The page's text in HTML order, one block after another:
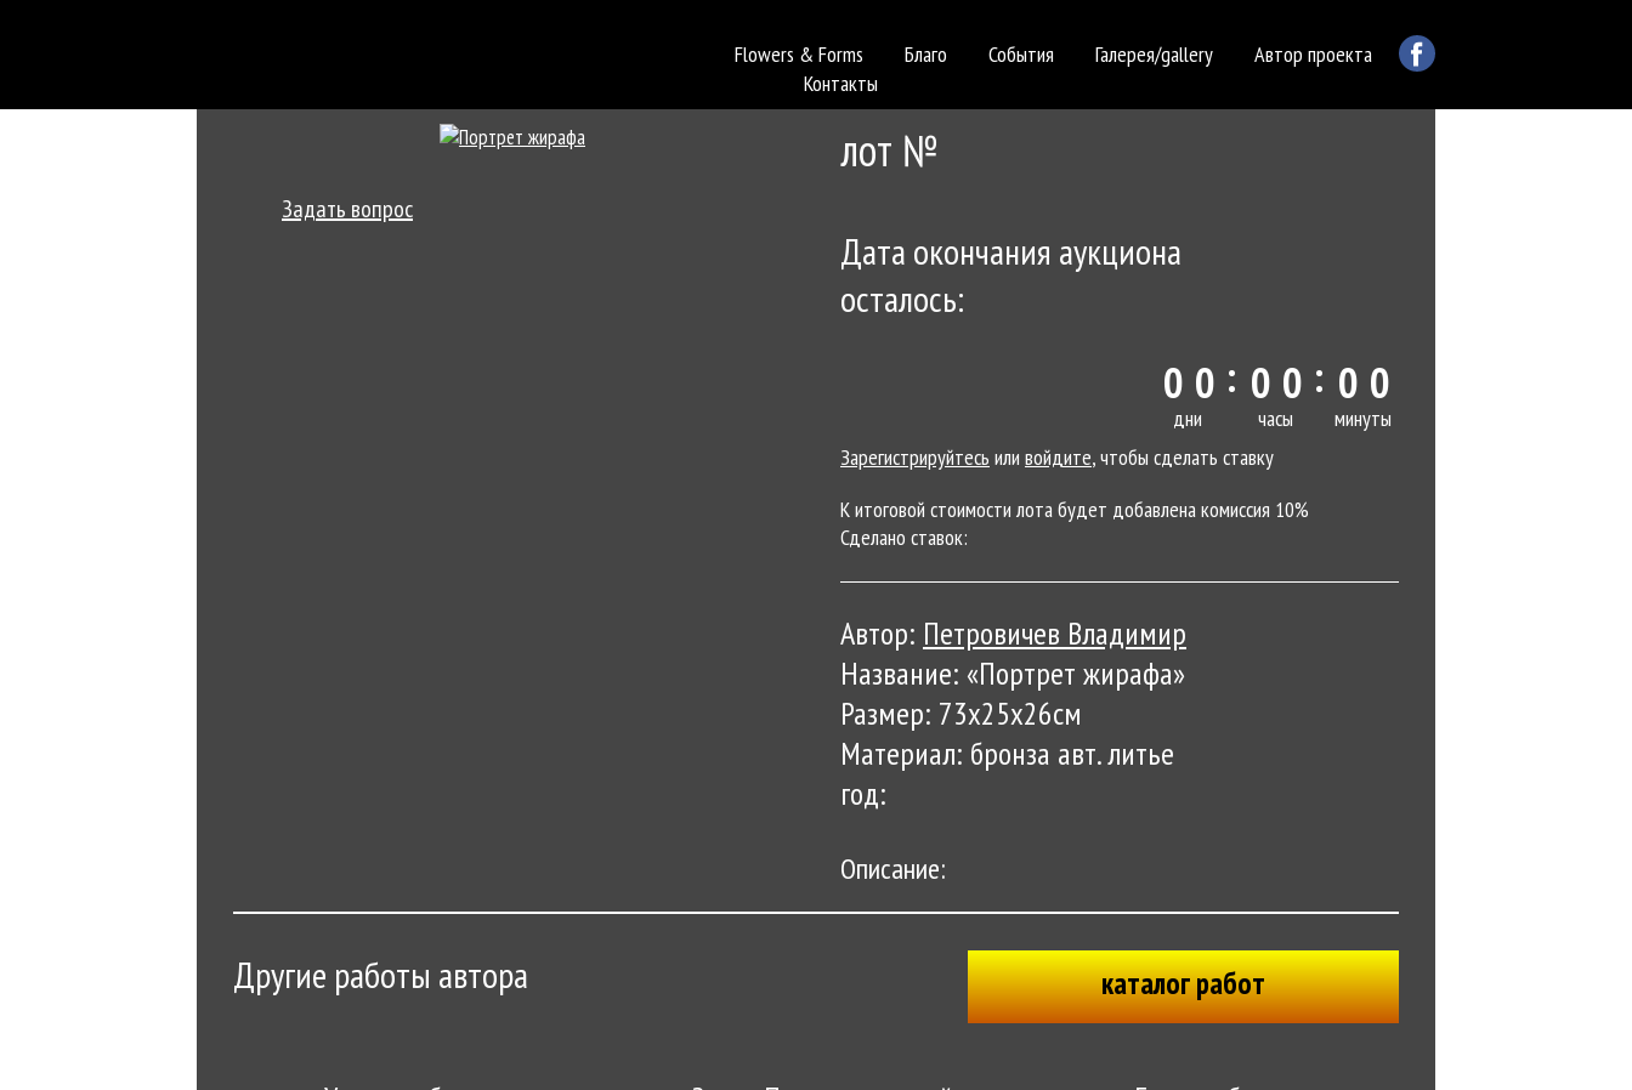
Flowers & Forms Благо События Галерея/gallery
Автор проекта
Контакты
Задать вопрос
лот №
Дата окончания аукциона
осталось:
дни
0 0 :
часы
0 0 :
минуты
0 0
Зарегистрируйтесь или войдите, чтобы сделать ставку
К итоговой стоимости лота будет добавлена комиссия 10%
Сделано ставок:
Автор: Петровичев Владимир
Название: «Портрет жирафа»
Размер: 73х25х26см
Материал: бронза авт. литье
год:
Описание:
Другие работы автора каталог работ